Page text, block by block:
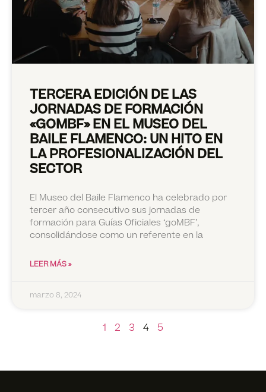
TERCERA EDICIÓN DE LAS
JORNADAS DE FORMACIÓN
«GOMBF» EN EL MUSEO DEL
BAILE FLAMENCO: UN HITO EN
LA PROFESIONALIZACIÓN DEL
SECTOR
El Museo del Baile Flamenco ha celebrado por
tercer año consecutivo sus jornadas de
formación para Guías Oficiales ‘goMBF’,
consolidándose como un referente en la
LEER MÁS »
marzo 8, 2024
1 2 3 4 5